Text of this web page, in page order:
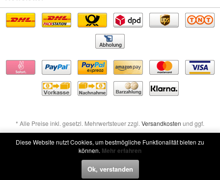
* Alle Preise inkl. gesetzl. Mehrwertsteuer zzgl. Versandkosten und ggf.
Nachnahmegebühren, wenn nicht anders beschrieben
Widerruf erklären
Diese Website nutzt Cookies, um bestmögliche Funktionalität bieten zu
können. Mehr erfahren
Ok, verstanden